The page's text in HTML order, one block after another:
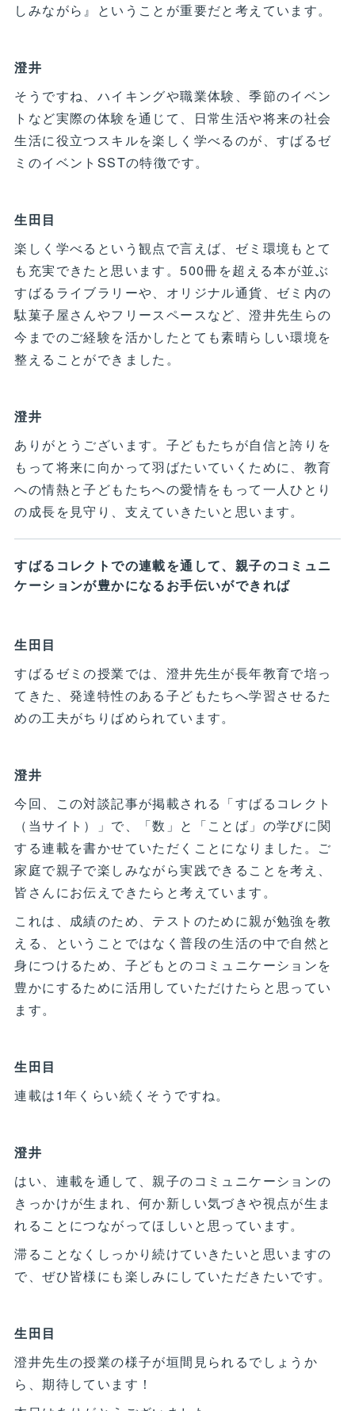
しみながら』ということが重要だと考えています。
澄井
そうですね、ハイキングや職業体験、季節のイベン
トなど実際の体験を通じて、日常生活や将来の社会
生活に役立つスキルを楽しく学べるのが、すばるゼ
ミのイベントSSTの特徴です。
生田目
楽しく学べるという観点で言えば、ゼミ環境もとて
も充実できたと思います。500冊を超える本が並ぶ
すばるライブラリーや、オリジナル通貨、ゼミ内の
駄菓子屋さんやフリースペースなど、澄井先生らの
今までのご経験を活かしたとても素晴らしい環境を
整えることができました。
澄井
ありがとうございます。子どもたちが自信と誇りを
もって将来に向かって羽ばたいていくために、教育
への情熱と子どもたちへの愛情をもって一人ひとり
の成長を見守り、支えていきたいと思います。
すばるコレクトでの連載を通して、親子のコミュニ
ケーションが豊かになるお手伝いができれば
生田目
すばるゼミの授業では、澄井先生が長年教育で培っ
てきた、発達特性のある子どもたちへ学習させるた
めの工夫がちりばめられています。
澄井
今回、この対談記事が掲載される「すばるコレクト
（当サイト）」で、「数」と「ことば」の学びに関
する連載を書かせていただくことになりました。ご
家庭で親子で楽しみながら実践できることを考え、
皆さんにお伝えできたらと考えています。
これは、成績のため、テストのために親が勉強を教
える、ということではなく普段の生活の中で自然と
身につけるため、子どもとのコミュニケーションを
豊かにするために活用していただけたらと思ってい
ます。
生田目
連載は1年くらい続くそうですね。
澄井
はい、連載を通して、親子のコミュニケーションの
きっかけが生まれ、何か新しい気づきや視点が生ま
れることにつながってほしいと思っています。
滞ることなくしっかり続けていきたいと思いますの
で、ぜひ皆様にも楽しみにしていただきたいです。
生田目
澄井先生の授業の様子が垣間見られるでしょうか
ら、期待しています！